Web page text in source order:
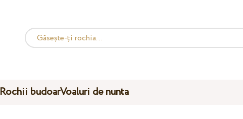
Rochii budoarVoaluri de nunta